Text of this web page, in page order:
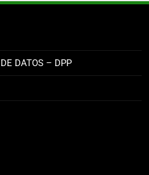
DATOS – DPP